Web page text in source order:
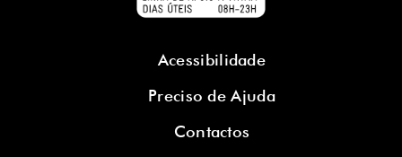
Acessibilidade
Preciso de Ajuda
Contactos